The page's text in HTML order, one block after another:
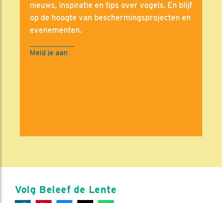
nieuws, inspiratie en tips over vogels. En blijf
op de hoogte van beschermingsprojecten en
evenementen.
Meld je aan
Volg Beleef de Lente